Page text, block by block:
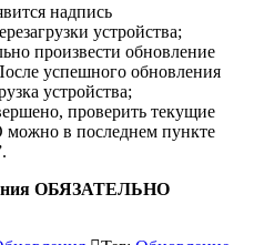
надпись
устройства;
произвести обновление
успешного обновления
устройства;
проверить текущие
в последнем пункте
ОБЯЗАТЕЛЬНО